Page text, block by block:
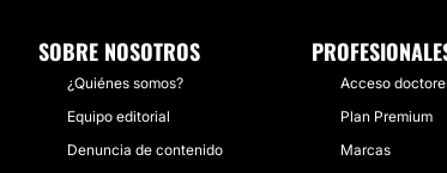
SOBRE NOSOTROS
¿Quiénes somos?
Equipo editorial
Denuncia de contenido
Acceso
Plan Premium
Marcas